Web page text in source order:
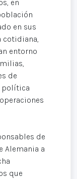
en
en sus
cotidiana,
entorno
de
política
de
Alemania a
que